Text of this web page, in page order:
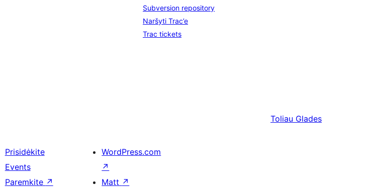
Subversion repository
Naršyti Trac’e
Trac tickets
Toliau Glades
Prisidėkite
Events
Paremkite ↗
WordPress.com
↗
Matt ↗